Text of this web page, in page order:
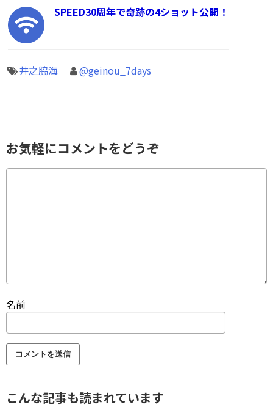
SPEED30周年で奇跡の4ショット公開！
井之脇海 @geinou_7days
お気軽にコメントをどうぞ
名前
こんな記事も読まれています